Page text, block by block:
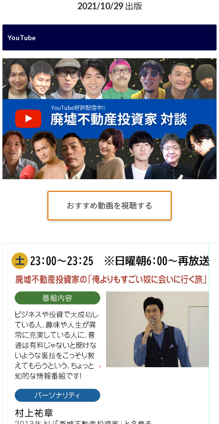
2021/10/29 出版
YouTube
おすすめ動画を視聴する